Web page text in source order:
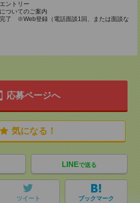
ントリー
ついてのご案内
了 ※Web登録（電話面談1回、または面談な
応募ページへ
気になる！
LINEで送る
ツイート ブックマーク